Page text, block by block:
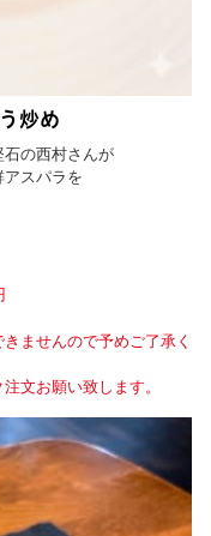
炒め
の西村さんが
スパラを
ませんので予めご了承く
文お願い致します。